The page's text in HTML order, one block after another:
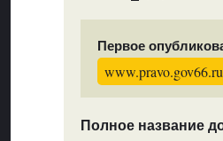
Первое
www.pravo.gov66.ru
Полное название